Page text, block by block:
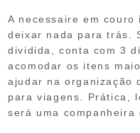
A necessaire em
deixar nada para trás.
dividida, conta com 3
acomodar os itens
ajudar na organização
para viagens. Prática,
será uma companheira